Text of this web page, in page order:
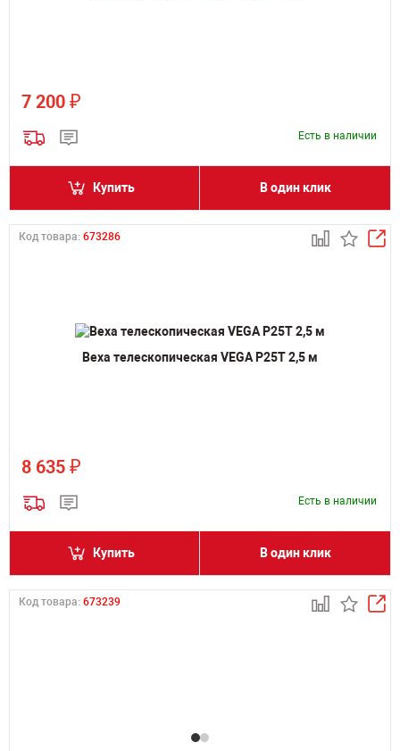
7 200 ₽
Есть в наличии
Купить В один клик
Код товара: 673286
Веха телескопическая VEGA P25T 2,5 м
8 635 ₽
Есть в наличии
Купить В один клик
Код товара: 673239